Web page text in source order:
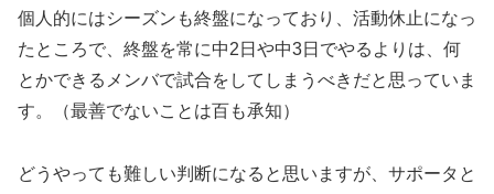
個人的にはシーズンも終盤になっており、活動休止になっ
たところで、終盤を常に中2日や中3日でやるよりは、何
とかできるメンバで試合をしてしまうべきだと思っていま
す。（最善でないことは百も承知）
どうやっても難しい判断になると思いますが、サポータと